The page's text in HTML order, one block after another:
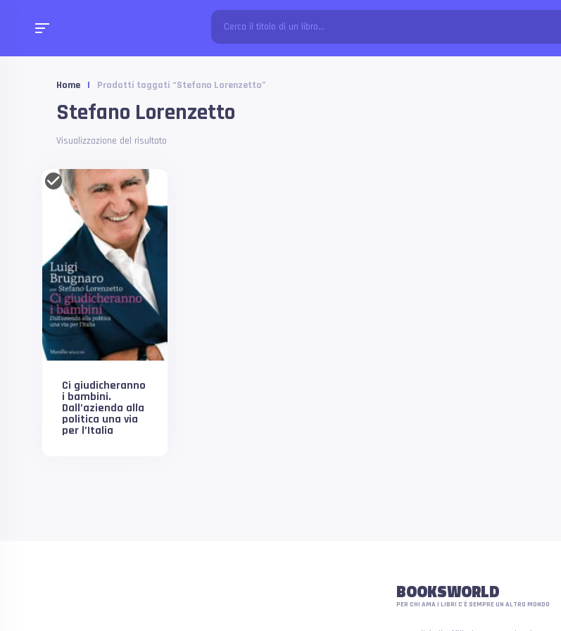
Home | Prodotti taggati “Stefano Lorenzetto”
Stefano Lorenzetto
Visualizzazione del risultato
Ci giudicheranno
i bambini.
Dall’azienda alla
politica una via
per l’Italia
BOOKSWORLD
PER CHI AMA I LIBRI C'È SEMPRE UN ALTRO MONDO